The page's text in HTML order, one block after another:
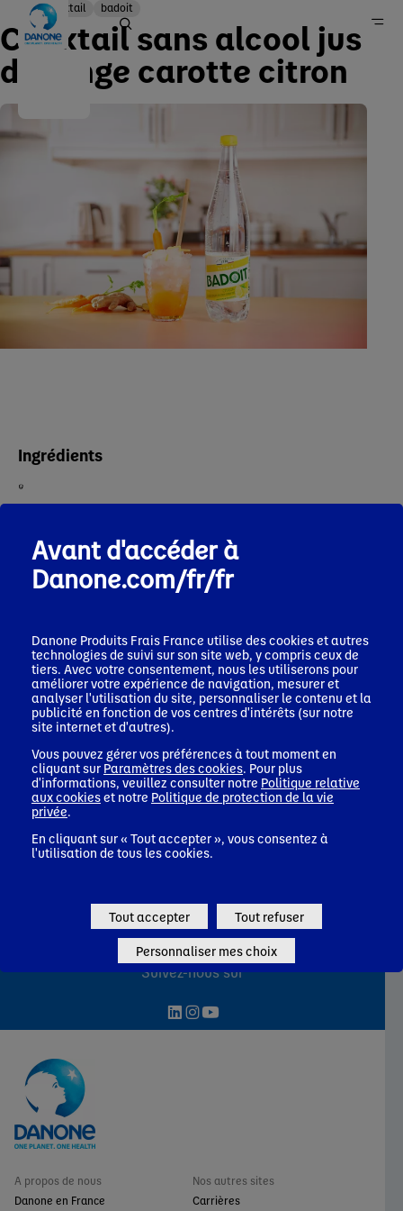
Danone en France
Recettes
Mocktail badoit
Cocktail sans alcool jus
d'orange carotte citron
Ingrédients
Préparation
Partager la recette
Frittatas au
Cottage Cheese et
aux légumes
Entrée
Tartines sucrées au
Cottage Cheese
Suivez-nous sur
A propos de nous
Danone en France
Nos autres sites
Carrières
Avant d'accéder à
Danone.com/fr/fr
Danone Produits Frais France utilise des cookies et autres
technologies de suivi sur son site web, y compris ceux de
tiers. Avec votre consentement, nous les utiliserons pour
améliorer votre expérience de navigation, mesurer et
analyser l'utilisation du site, personnaliser le contenu et la
publicité en fonction de vos centres d'intérêts (sur notre
site internet et d'autres).
Vous pouvez gérer vos préférences à tout moment en
cliquant sur Paramètres des cookies . Pour plus
d'informations, veuillez consulter notre Politique relative
aux cookieset notre Politique de protection de la vie
privée
En cliquant sur « Tout accepter », vous consentez à
l'utilisation de tous les cookies.
Tout accepter Tout refuser
Personnaliser mes choix